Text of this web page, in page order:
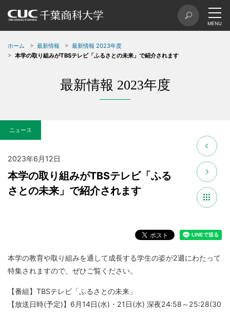
ホーム 最新情報
最新情報 2023年度
本学の取り組みがTBSテレビ「ふるさとの未来」で紹介されます
最新情報 2023年度
ニュース
2023年6月12日
本学の取り組みがTBSテレビ「ふる
さとの未来」で紹介されます
本学の教育や取り組みを通して成長する学生の姿が2週にわたって
特集されますので、ぜひご覧ください。
【番組】TBSテレビ「ふるさとの未来」
【放送日時(予定)】6月14日(水)・21日(水) 深夜24:58～25:28(30